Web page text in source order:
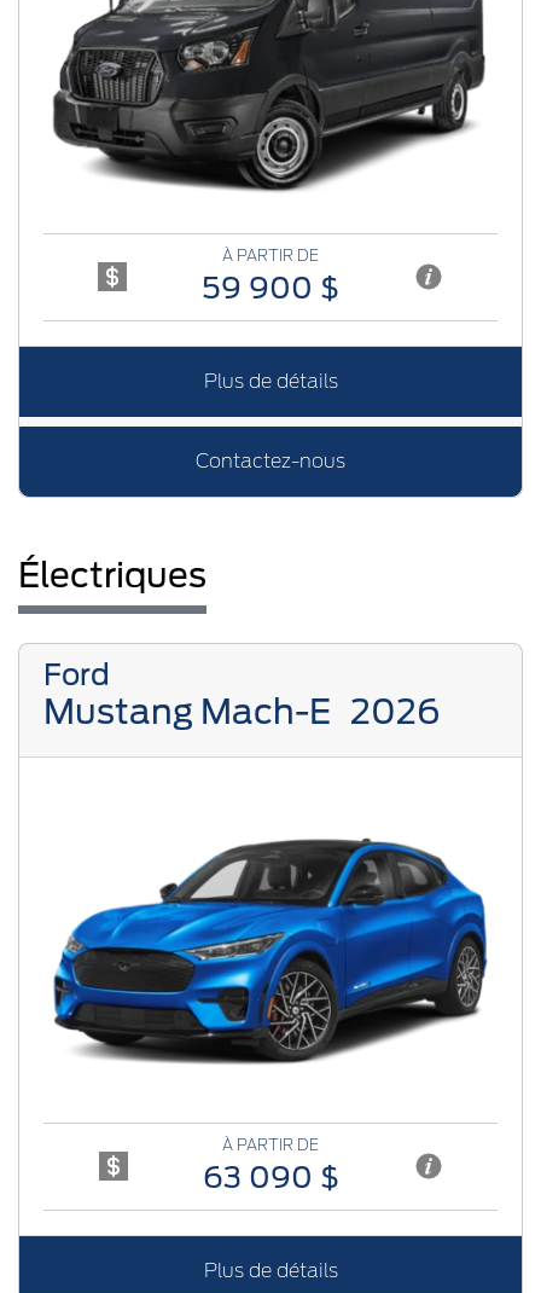
Previous
À PARTIR DE
59 900 $
Plus de détails
Contactez-nous
Électriques
Ford
Mustang Mach-E 2026
Previous
À PARTIR DE
63 090 $
Plus de détails